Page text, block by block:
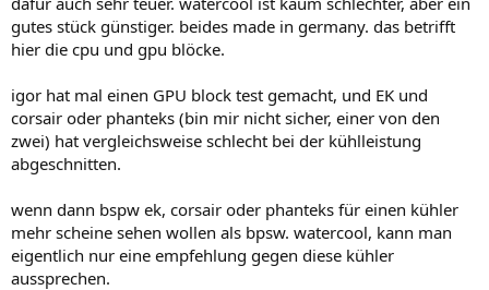
gutes stück günstiger. beides made in germany. das betrifft
hier die cpu und gpu blöcke.
igor hat mal einen GPU block test gemacht, und EK und
corsair oder phanteks (bin mir nicht sicher, einer von den
zwei) hat vergleichsweise schlecht bei der kühlleistung
abgeschnitten.
wenn dann bspw ek, corsair oder phanteks für einen kühler
mehr scheine sehen wollen als bpsw. watercool, kann man
eigentlich nur eine empfehlung gegen diese kühler
aussprechen.